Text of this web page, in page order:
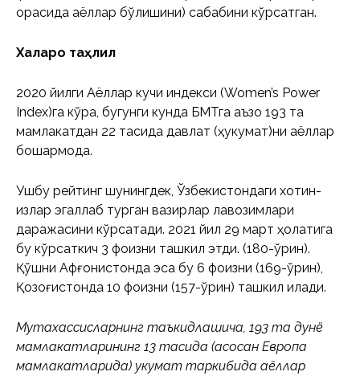
орасида аёллар бўлишини) сабабини кўрсатган.
Халқаро таҳлил
2020 йилги Аёллар кучи индекси (Women’s Power
Index)га кўра, бугунги кунда БМТга аъзо 193 та
мамлакатдан 22 тасида давлат (ҳукумат)ни аёллар
бошқармоқда.
Ушбу рейтинг шунингдек, Ўзбекистондаги хотин-
қизлар эгаллаб турган вазирлар лавозимлари
даражасини кўрсатади. 2021 йил 29 март ҳолатига
бу кўрсаткич 3 фоизни ташкил этди. (180-ўрин).
Қўшни Афғонистонда эса бу 6 фоизни (169-ўрин),
Қозоғистонда 10 фоизни (157-ўрин) ташкил қилади.
Мутахассисларнинг таъкидлашича, 193 та дунё
мамлакатларининг 13 тасида (асосан Европа
мамлакатларида) ҳукумат таркибида аёллар